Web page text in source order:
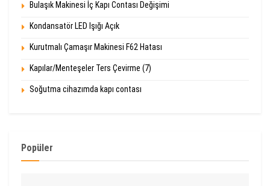
Bulaşık Makinesi İç Kapı Contası Değişimi
Kondansatör LED Işığı Açık
Kurutmalı Çamaşır Makinesi F62 Hatası
Kapılar/Menteşeler Ters Çevirme (7)
Soğutma cihazımda kapı contası
Popüler